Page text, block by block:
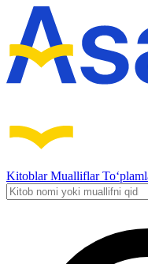
KitoblarMualliflar